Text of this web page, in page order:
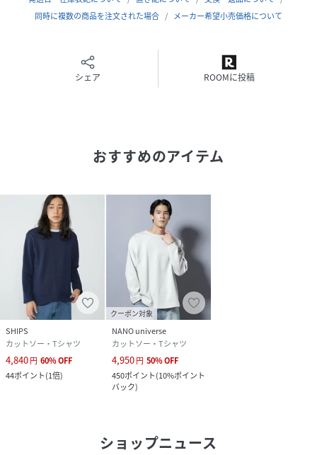
6683154204 LB.03/[NUjewelry]ENJOYシルバーバッジ
メンズ
素材
サイズ
HR8553_668
668-3154203-160-42 HR8553
同時に複数の商品を注文された場合
メーカー希望小売価格について
シェア ROOMに投稿
おすすめのアイテム
SHIPS
カットソー・Tシャツ
4,840円 60%OFF
44ポイント(1倍)
クーポン対象
NANO universe
カットソー・Tシャツ
4,950円 50%OFF
450ポイント(10%ポイント
バック)
ショップニュース